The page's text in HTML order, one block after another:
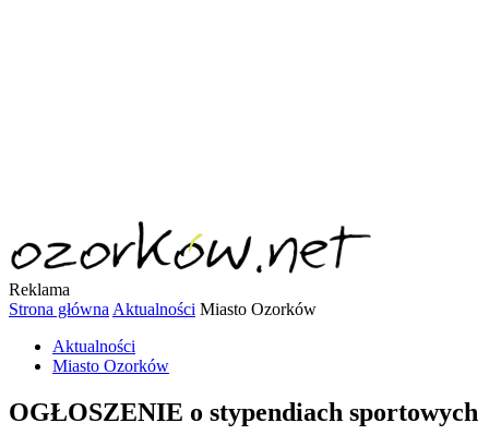
Reklama
Strona główna Aktualności Miasto Ozorków
Aktualności
Miasto Ozorków
OGŁOSZENIE o stypendiach sportowych